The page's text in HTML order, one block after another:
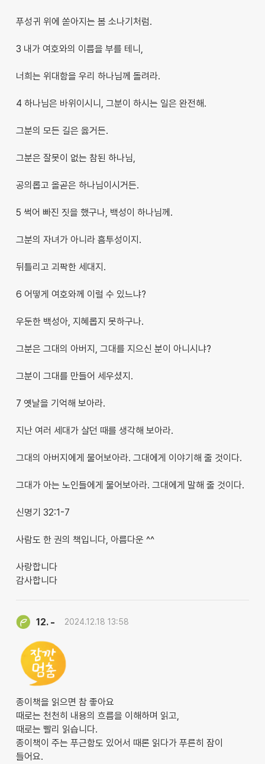
푸성귀 위에 쏟아지는 봄 소나기처럼.
3 내가 여호와의 이름을 부를 테니,
너희는 위대함을 우리 하나님께 돌려라.
4 하나님은 바위이시니, 그분이 하시는 일은 완전해.
그분의 모든 길은 옳거든.
그분은 잘못이 없는 참된 하나님,
공의롭고 올곧은 하나님이시거든.
5 썩어 빠진 짓을 했구나, 백성이 하나님께.
그분의 자녀가 아니라 흠투성이지.
뒤틀리고 괴팍한 세대지.
6 어떻게 여호와께 이럴 수 있느냐?
우둔한 백성아, 지혜롭지 못하구나.
그분은 그대의 아버지, 그대를 지으신 분이 아니시냐?
그분이 그대를 만들어 세우셨지.
7 옛날을 기억해 보아라.
지난 여러 세대가 살던 때를 생각해 보아라.
그대의 아버지에게 물어보아라. 그대에게 이야기해 줄 것이다.
그대가 아는 노인들에게 물어보아라. 그대에게 말해 줄 것이다.
신명기 32:1-7
사람도 한 권의 책입니다, 아름다운 ^^
사랑합니다
감사합니다
12. - 2024.12.18 13:58
종이책을 읽으면 참 좋아요
때로는 천천히 내용의 흐름을 이해하며 읽고,
때로는 빨리 읽습니다.
종이책이 주는 푸근함도 있어서 때론 읽다가 푸른히 잠이
들어요.